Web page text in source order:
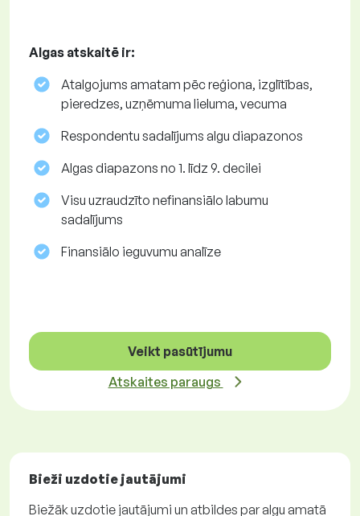
Algas atskaitē ir:
Atalgojums amatam pēc reģiona, izglītības,
pieredzes, uzņēmuma lieluma, vecuma
Respondentu sadalījums algu diapazonos
Algas diapazons no 1. līdz 9. decilei
Visu uzraudzīto nefinansiālo labumu
sadalījums
Finansiālo ieguvumu analīze
Veikt pasūtījumu
Atskaites paraugs
Bieži uzdotie jautājumi
Biežāk uzdotie jautājumi un atbildes par algu amatā